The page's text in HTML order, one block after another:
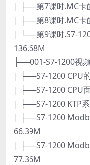
| ├──第7课时.MC卡
| ├──第8课时.MC卡
| └──第9课时.S7-
136.68M
├──001-S7-1200视
| ├──S7-1200 CPU
| ├──S7-1200 CPU
| ├──S7-1200 KTP
| ├──S7-1200
66.39M
| ├──S7-1200
77.36M